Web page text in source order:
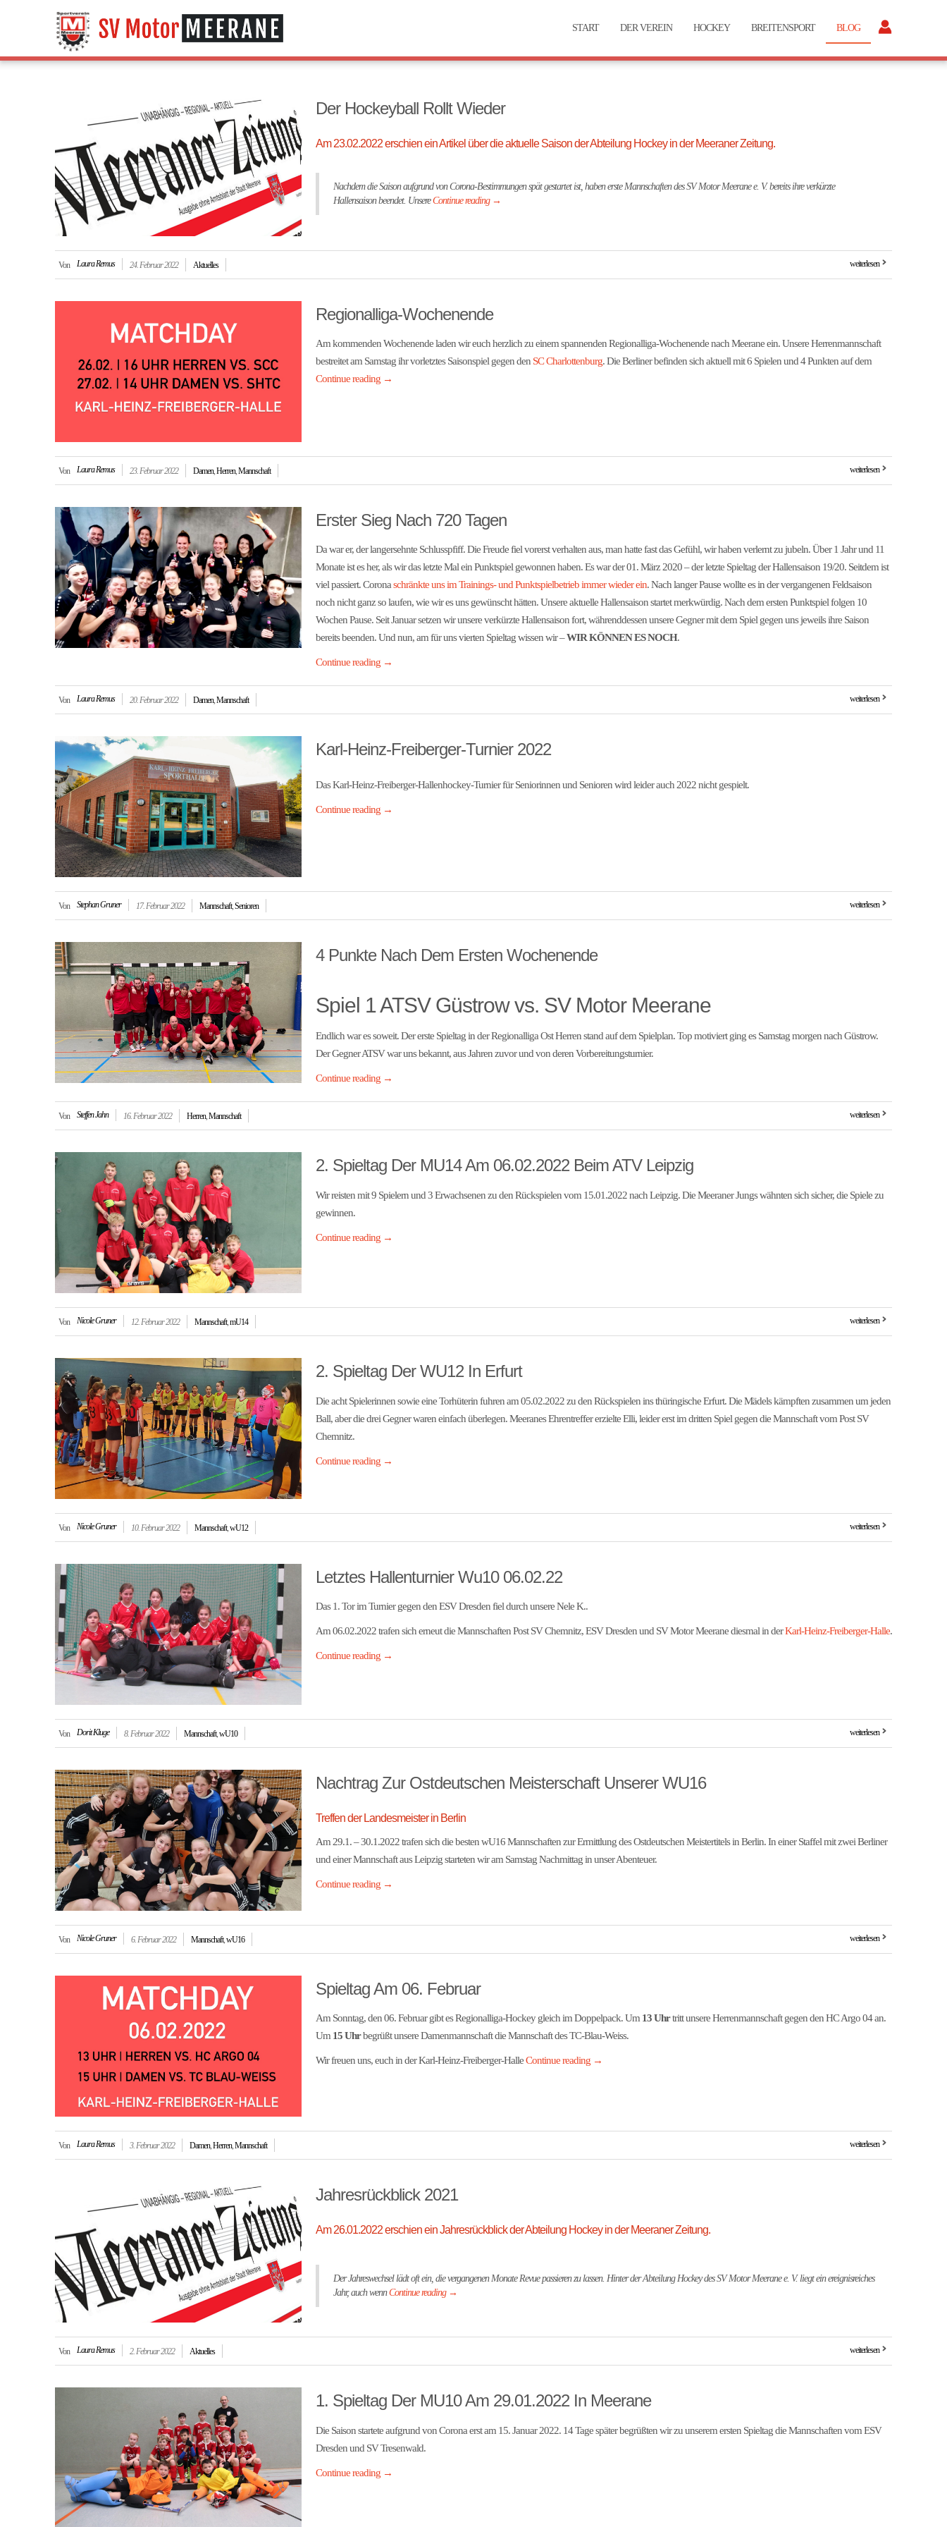
START DER VEREIN HOCKEY BREITENSPORT BLOG
Der Hockeyball Rollt Wieder
Am 23.02.2022 erschien ein Artikel über die aktuelle Saison der Abteilung Hockey in der Meeraner Zeitung.
Nachdem die Saison aufgrund von Corona-Bestimmungen spät gestartet ist, haben erste Mannschaften des SV Motor Meerane e. V. bereits ihre verkürzte
Hallensaison beendet. UnsereContinue reading →
Von Laura Remus 24. Februar 2022 Aktuelles weiterlesen
Regionalliga-Wochenende
Am kommenden Wochenende laden wir euch herzlich zu einem spannenden Regionalliga-Wochenende nach Meerane ein. Unsere Herrenmannschaft
bestreitet am Samstag ihr vorletztes Saisonspiel gegen den SC Charlottenburg. Die Berliner befinden sich aktuell mit 6 Spielen und 4 Punkten auf dem
Continue reading →
Von Laura Remus 23. Februar 2022 Damen,Herren,Mannschaft weiterlesen
Erster Sieg Nach 720 Tagen
Da war er, der langersehnte Schlusspfiff. Die Freude fiel vorerst verhalten aus, man hatte fast das Gefühl, wir haben verlernt zu jubeln. Über 1 Jahr und 11
Monate ist es her, als wir das letzte Mal ein Punktspiel gewonnen haben. Es war der 01. März 2020 – der letzte Spieltag der Hallensaison 19/20. Seitdem ist
viel passiert. Coronaschränkte uns im Trainings- und Punktspielbetrieb immer wieder ein. Nach langer Pause wollte es in der vergangenen Feldsaison
noch nicht ganz so laufen, wie wir es uns gewünscht hätten. Unsere aktuelle Hallensaison startet merkwürdig. Nach dem ersten Punktspiel folgen 10
Wochen Pause. Seit Januar setzen wir unsere verkürzte Hallensaison fort, währenddessen unsere Gegner mit dem Spiel gegen uns jeweils ihre Saison
bereits beenden. Und nun, am für uns vierten Spieltag wissen wir –WIR KÖNNEN ES NOCH.
Continue reading →
Von Laura Remus 20. Februar 2022 Damen,Mannschaft weiterlesen
Karl-Heinz-Freiberger-Turnier 2022
Das Karl-Heinz-Freiberger-Hallenhockey-Turnier für Seniorinnen und Senioren wird leider auch 2022 nicht gespielt.
Continue reading →
Von Stephan Gruner 17. Februar 2022 Mannschaft,Senioren weiterlesen
4 Punkte Nach Dem Ersten Wochenende
Spiel 1 ATSV Güstrow vs. SV Motor Meerane
Endlich war es soweit. Der erste Spieltag in der Regionalliga Ost Herren stand auf dem Spielplan. Top motiviert ging es Samstag morgen nach Güstrow.
Der Gegner ATSV war uns bekannt, aus Jahren zuvor und von deren Vorbereitungsturnier.
Continue reading →
Von Steffen Jahn 16. Februar 2022 Herren,Mannschaft weiterlesen
2. Spieltag Der MU14 Am 06.02.2022 Beim ATV Leipzig
Wir reisten mit 9 Spielern und 3 Erwachsenen zu den Rückspielen vom 15.01.2022 nach Leipzig. Die Meeraner Jungs wähnten sich sicher, die Spiele zu
gewinnen.
Continue reading →
Von Nicole Gruner 12. Februar 2022 Mannschaft,mU14 weiterlesen
2. Spieltag Der WU12 In Erfurt
Die acht Spielerinnen sowie eine Torhüterin fuhren am 05.02.2022 zu den Rückspielen ins thüringische Erfurt. Die Mädels kämpften zusammen um jeden
Ball, aber die drei Gegner waren einfach überlegen. Meeranes Ehrentreffer erzielte Elli, leider erst im dritten Spiel gegen die Mannschaft vom Post SV
Chemnitz.
Continue reading →
Von Nicole Gruner 10. Februar 2022 Mannschaft,wU12 weiterlesen
Letztes Hallenturnier Wu10 06.02.22
Das 1. Tor im Turnier gegen den ESV Dresden fiel durch unsere Nele K..
Am 06.02.2022 trafen sich erneut die Mannschaften Post SV Chemnitz, ESV Dresden und SV Motor Meerane diesmal in derKarl-Heinz-Freiberger-Halle.
Continue reading →
Von Dorit Kluge 8. Februar 2022 Mannschaft,wU10 weiterlesen
Nachtrag Zur Ostdeutschen Meisterschaft Unserer WU16
Treffen der Landesmeister in Berlin
Am 29.1. – 30.1.2022 trafen sich die besten wU16 Mannschaften zur Ermittlung des Ostdeutschen Meistertitels in Berlin. In einer Staffel mit zwei Berliner
und einer Mannschaft aus Leipzig starteten wir am Samstag Nachmittag in unser Abenteuer.
Continue reading →
Von Nicole Gruner 6. Februar 2022 Mannschaft,wU16 weiterlesen
Spieltag Am 06. Februar
Am Sonntag, den 06. Februar gibt es Regionalliga-Hockey gleich im Doppelpack. Um 13 Uhrtritt unsere Herrenmannschaft gegen den HC Argo 04 an.
Um 15 Uhrbegrüßt unsere Damenmannschaft die Mannschaft des TC-Blau-Weiss.
Wir freuen uns, euch in der Karl-Heinz-Freiberger-HalleContinue reading →
Von Laura Remus 3. Februar 2022 Damen,Herren,Mannschaft weiterlesen
Jahresrückblick 2021
Am 26.01.2022 erschien ein Jahresrückblick der Abteilung Hockey in der Meeraner Zeitung.
Der Jahreswechsel lädt oft ein, die vergangenen Monate Revue passieren zu lassen. Hinter der Abteilung Hockey des SV Motor Meerane e. V. liegt ein ereignisreiches
Jahr, auch wennContinue reading →
Von Laura Remus 2. Februar 2022 Aktuelles weiterlesen
1. Spieltag Der MU10 Am 29.01.2022 In Meerane
Die Saison startete aufgrund von Corona erst am 15. Januar 2022. 14 Tage später begrüßten wir zu unserem ersten Spieltag die Mannschaften vom ESV
Dresden und SV Tresenwald.
Continue reading →